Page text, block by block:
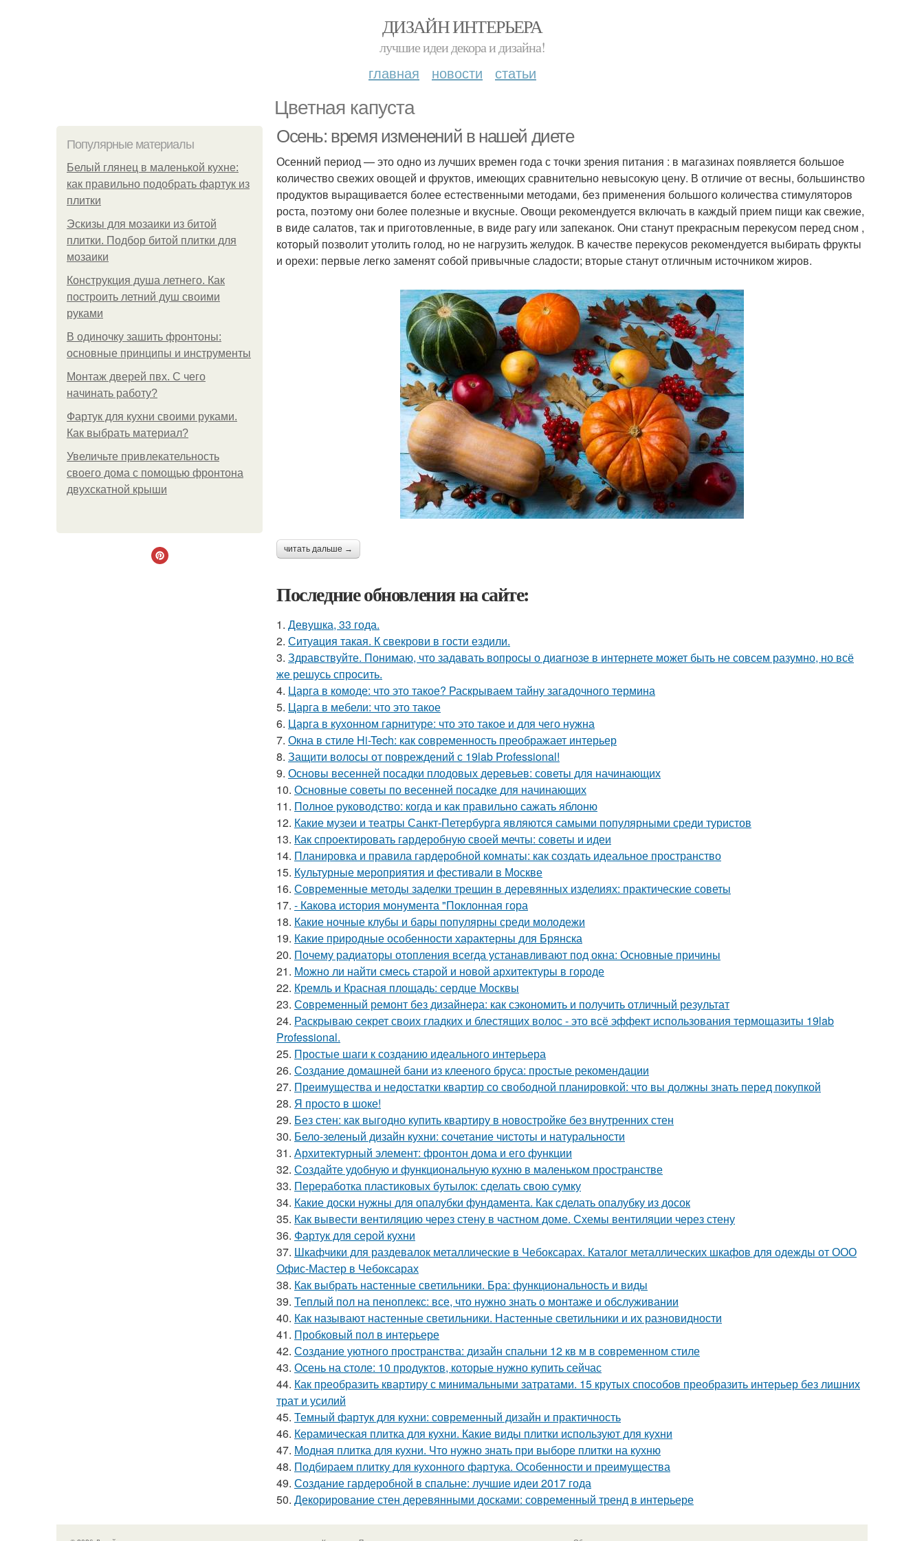
ДИЗАЙН ИНТЕРЬЕРА
лучшие идеи декора и дизайна!
главная новости статьи
Цветная капуста
Популярные материалы
Белый глянец в маленькой кухне:
как правильно подобрать фартук из
плитки
Эскизы для мозаики из битой
плитки. Подбор битой плитки для
мозаики
Конструкция душа летнего. Как
построить летний душ своими
руками
В одиночку зашить фронтоны:
основные принципы и инструменты
Монтаж дверей пвх. С чего
начинать работу?
Фартук для кухни своими руками.
Как выбрать материал?
Увеличьте привлекательность
своего дома с помощью фронтона
двухскатной крыши
Осень: время изменений в нашей диете
Осенний период — это одно из лучших времен года с точки зрения питания : в магазинах появляется большое
количество свежих овощей и фруктов, имеющих сравнительно невысокую цену. В отличие от весны, большинство
продуктов выращивается более естественными методами, без применения большого количества стимуляторов
роста, поэтому они более полезные и вкусные. Овощи рекомендуется включать в каждый прием пищи как свежие,
в виде салатов, так и приготовленные, в виде рагу или запеканок. Они станут прекрасным перекусом перед сном ,
который позволит утолить голод, но не нагрузить желудок. В качестве перекусов рекомендуется выбирать фрукты
и орехи: первые легко заменят собой привычные сладости; вторые станут отличным источником жиров.
читать дальше →
Последние обновления на сайте:
1. Девушка, 33 года.
2. Ситуaция такая. К свекрови в гости ездили.
3. Здравствуйте. Понимаю, что задавать вопросы о диагнозе в интернете может быть не совсем разумно, но всё
же решусь спросить.
4. Царга в комоде: что это такое? Раскрываем тайну загадочного термина
5. Царга в мебели: что это такое
6. Царга в кухонном гарнитуре: что это такое и для чего нужна
7. Окна в стиле Hi-Tech: как современность преображает интерьер
8. Защити волосы от повреждений с 19lab Professional!
9. Основы весенней посадки плодовых деревьев: советы для начинающих
10. Основные советы по весенней посадке для начинающих
11. Полное руководство: когда и как правильно сажать яблоню
12. Какие музеи и театры Санкт-Петербурга являются самыми популярными среди туристов
13. Как спроектировать гардеробную своей мечты: советы и идеи
14. Планировка и правила гардеробной комнаты: как создать идеальное пространство
15. Культурные мероприятия и фестивали в Москве
16. Современные методы заделки трещин в деревянных изделиях: практические советы
17. - Какова история монумента "Поклонная гора
18. Какие ночные клубы и бары популярны среди молодежи
19. Какие природные особенности характерны для Брянска
20. Почему радиаторы отопления всегда устанавливают под окна: Основные причины
21. Можно ли найти смесь старой и новой архитектуры в городе
22. Кремль и Красная площадь: сердце Москвы
23. Современный ремонт без дизайнера: как сэкономить и получить отличный результат
24. Раскрываю секрет своих гладких и блестящих волос - это всё эффект использования термощазиты 19lab
Professional.
25. Простые шаги к созданию идеального интерьера
26. Создание домашней бани из клееного бруса: простые рекомендации
27. Преимущества и недостатки квартир со свободной планировкой: что вы должны знать перед покупкой
28. Я просто в шоке!
29. Без стен: как выгодно купить квартиру в новостройке без внутренних стен
30. Бело-зеленый дизайн кухни: сочетание чистоты и натуральности
31. Архитектурный элемент: фронтон дома и его функции
32. Создайте удобную и функциональную кухню в маленьком пространстве
33. Переработка пластиковых бутылок: сделать свою сумку
34. Какие доски нужны для опалубки фундамента. Как сделать опалубку из досок
35. Как вывести вентиляцию через стену в частном доме. Схемы вентиляции через стену
36. Фартук для серой кухни
37. Шкафчики для раздевалок металлические в Чебоксарах. Каталог металлических шкафов для одежды от ООО
Офис-Мастер в Чебоксарах
38. Как выбрать настенные светильники. Бра: функциональность и виды
39. Теплый пол на пеноплекс: все, что нужно знать о монтаже и обслуживании
40. Как называют настенные светильники. Настенные светильники и их разновидности
41. Пробковый пол в интерьере
42. Создание уютного пространства: дизайн спальни 12 кв м в современном стиле
43. Осень на столе: 10 продуктов, которые нужно купить сейчас
44. Как преобразить квартиру с минимальными затратами. 15 крутых способов преобразить интерьер без лишних
трат и усилий
45. Темный фартук для кухни: современный дизайн и практичность
46. Керамическая плитка для кухни. Какие виды плитки используют для кухни
47. Модная плитка для кухни. Что нужно знать при выборе плитки на кухню
48. Подбираем плитку для кухонного фартука. Особенности и преимущества
49. Создание гардеробной в спальне: лучшие идеи 2017 года
50. Декорирование стен деревянными досками: современный тренд в интерьере